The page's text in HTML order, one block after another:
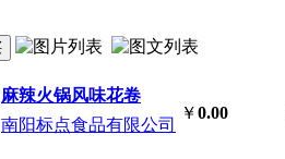
麻辣火锅风味花卷
南阳标点食品有限公司
￥0.00